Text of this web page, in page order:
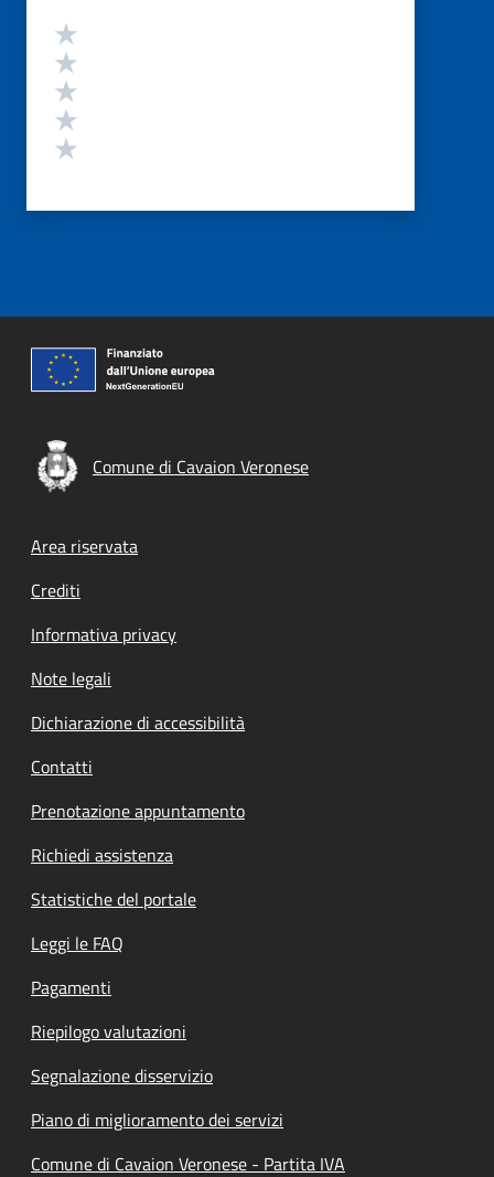
Valutazione
Comune di Cavaion Veronese
Footer menu
Area riservata
Crediti
Informativa privacy
Note legali
Dichiarazione di accessibilità
Contatti
Prenotazione appuntamento
Richiedi assistenza
Statistiche del portale
Leggi le FAQ
Pagamenti
Riepilogo valutazioni
Segnalazione disservizio
Piano di miglioramento dei servizi
Comune di Cavaion Veronese - Partita IVA